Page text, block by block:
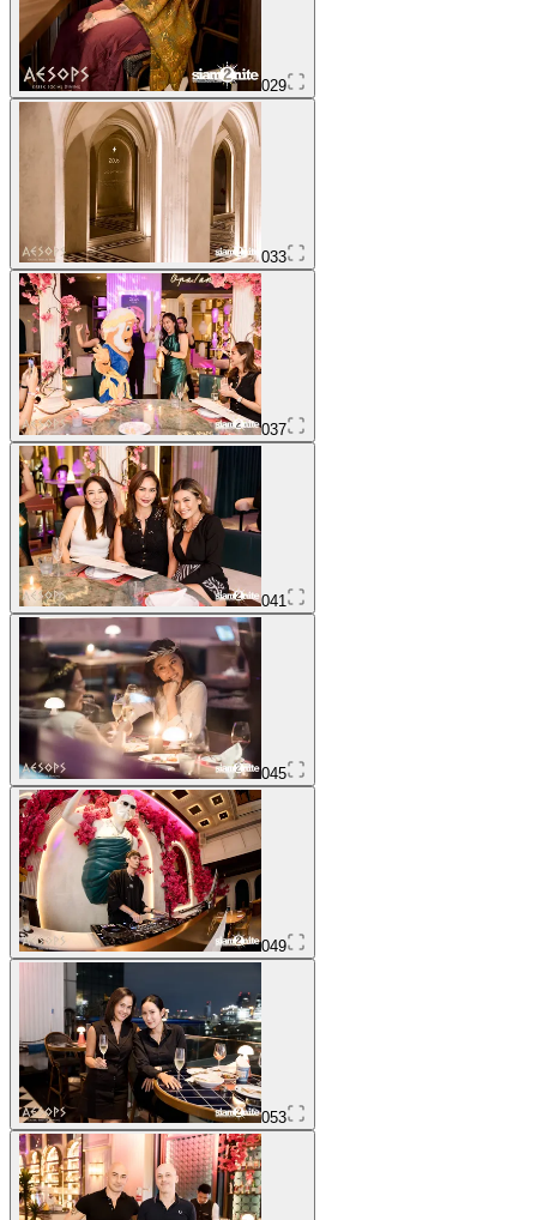
029
033
037
041
045
049
053